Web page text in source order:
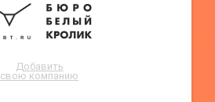
Добавить
свою компанию